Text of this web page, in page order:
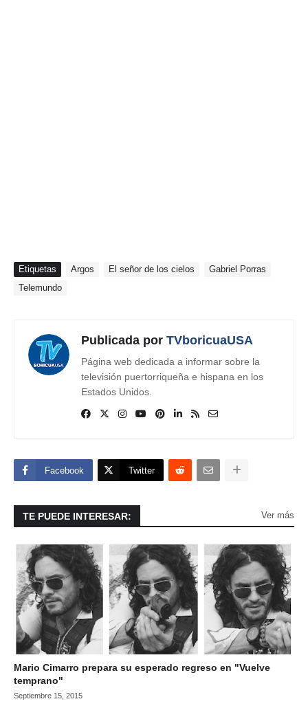
Etiquetas Argos El señor de los cielos
Gabriel Porras
Telemundo
Publicada por TVboricuaUSA
Página web dedicada a informar sobre la
televisión puertorriqueña e hispana en los
Estados Unidos.
Facebook Twitter
TE PUEDE INTERESAR: Ver más
Mario Cimarro prepara su esperado regreso en "Vuelve
temprano"
Septiembre 15, 2015